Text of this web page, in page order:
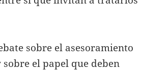
sobre el asesoramiento
el papel que deben